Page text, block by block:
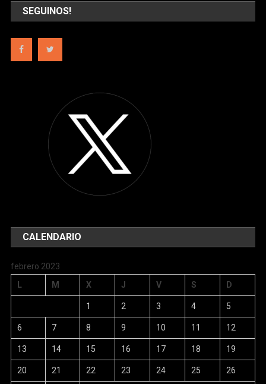
SEGUINOS!
CALENDARIO
febrero 2023
L
M X J V S D
1 2 3 4 5
6 7 8 9 10 11 12
13 14 15 16 17 18 19
20 21 22 23 24 25 26